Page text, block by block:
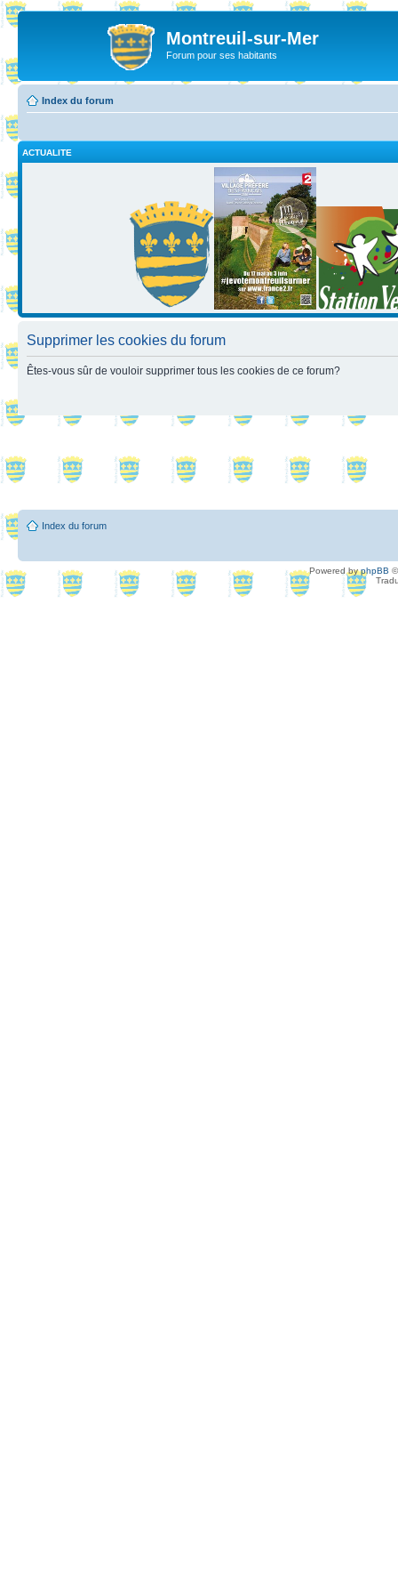
Montreuil-sur-Mer
Forum pour ses habitants
Index du forum
ACTUALITE
Supprimer les cookies du forum
Êtes-vous sûr de vouloir supprimer tous les cookies de ce forum?
Index du forum
Powered byphpBB